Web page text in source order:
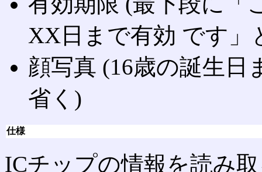
XX日まで有効 です」
顔写真 (16歳の誕生
省く)
仕様
ICチップの情報を読み